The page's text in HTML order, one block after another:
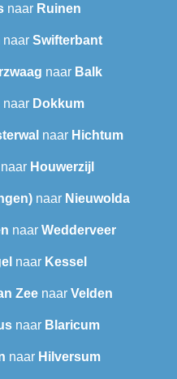
naar Ruinen
naar Swifterbant
naar Balk
naar Dokkum
naar Hichtum
naar Houwerzijl
naar Nieuwolda
naar Wedderveer
naar Kessel
Zee naar Velden
naar Blaricum
naar Hilversum